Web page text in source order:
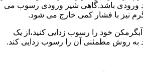
باشد.گاهی شیر ورودی رسوب می
نیز با فشار کمی خارج می شود.
خود را رسوب زدایی کنید،از یک
به روش مطمئنی آن را رسوب زدایی کند.